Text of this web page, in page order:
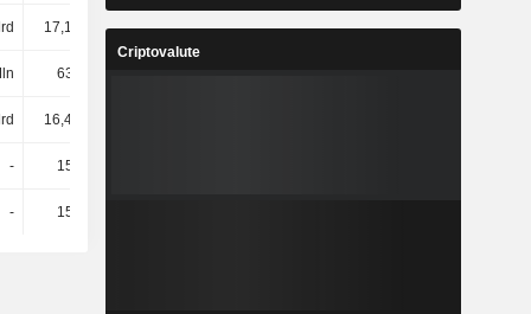
17,12 Mrd 19,42 Mrd 19,72 Mrd
639 Mln 495 Mln 540 Mln
16,48 Mrd
- 155 Mln
- 155 Mln
Criptovalute